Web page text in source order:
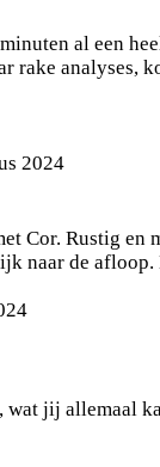
al een
rake analyses,
2024
Cor. Rustig
naar de afloop.
wat jij